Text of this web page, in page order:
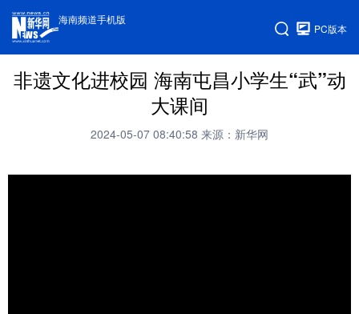
海南频道手机版
PC版本
非遗文化进校园 海南屯昌小学生“武”动
大课间
2024-05-07 08:40:58 来源：新华网